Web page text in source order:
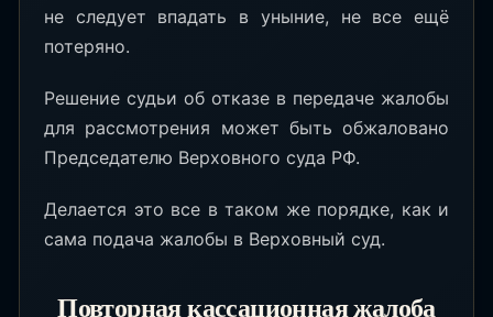
не следует впадать в уныние, не все ещё
потеряно.
Решение судьи об отказе в передаче жалобы
для рассмотрения может быть обжаловано
Председателю Верховного суда РФ.
Делается это все в таком же порядке, как и
сама подача жалобы в Верховный суд.
Повторная кассационная жалоба